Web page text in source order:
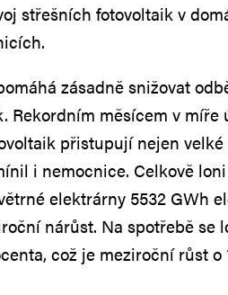
střešních fotovoltaik v
zásadně snižovat
Rekordním měsícem v míře
přistupují nejen
i nemocnice. Celkově
elektrárny 5532 GWh
nárůst. Na spotřebě se
což je meziroční růst o